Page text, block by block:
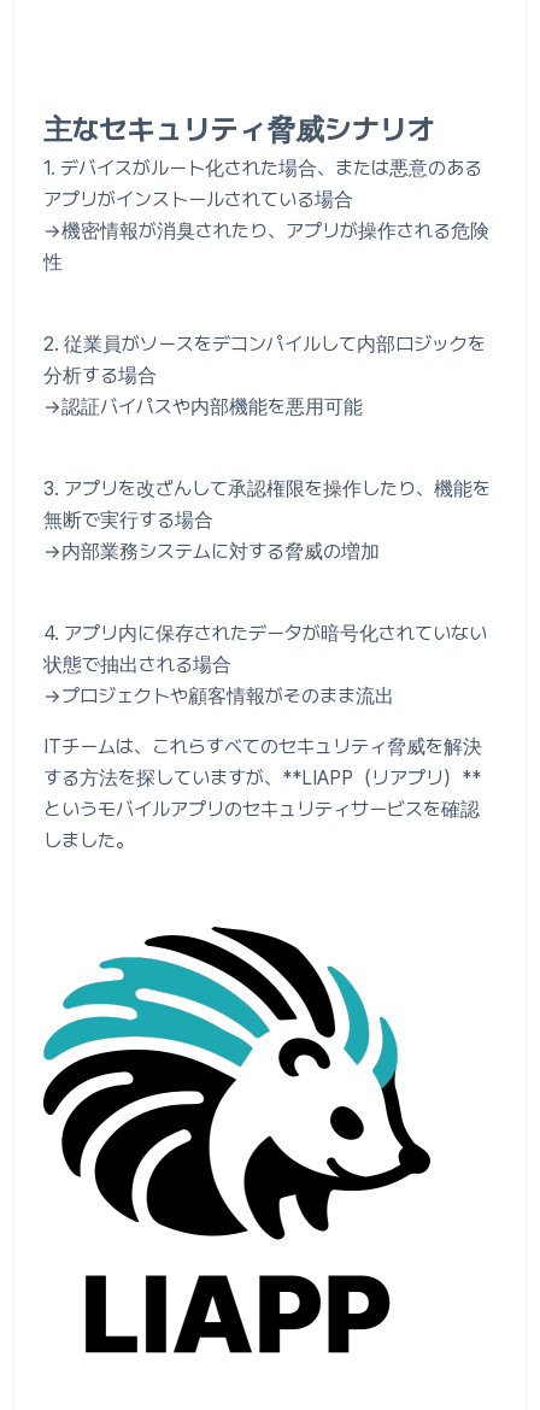
主なセキュリティ脅威シナリオ
1. デバイスがルート化された場合、または悪意のある
アプリがインストールされている場合
→機密情報が消臭されたり、アプリが操作される危険
性
2. 従業員がソースをデコンパイルして内部ロジックを
分析する場合
→認証バイパスや内部機能を悪用可能
3. アプリを改ざんして承認権限を操作したり、機能を
無断で実行する場合
→内部業務システムに対する脅威の増加
4. アプリ内に保存されたデータが暗号化されていない
状態で抽出される場合
→プロジェクトや顧客情報がそのまま流出
ITチームは、これらすべてのセキュリティ脅威を解決
する方法を探していますが、**LIAPP（リアプリ）**
というモバイルアプリのセキュリティサービスを確認
しました。